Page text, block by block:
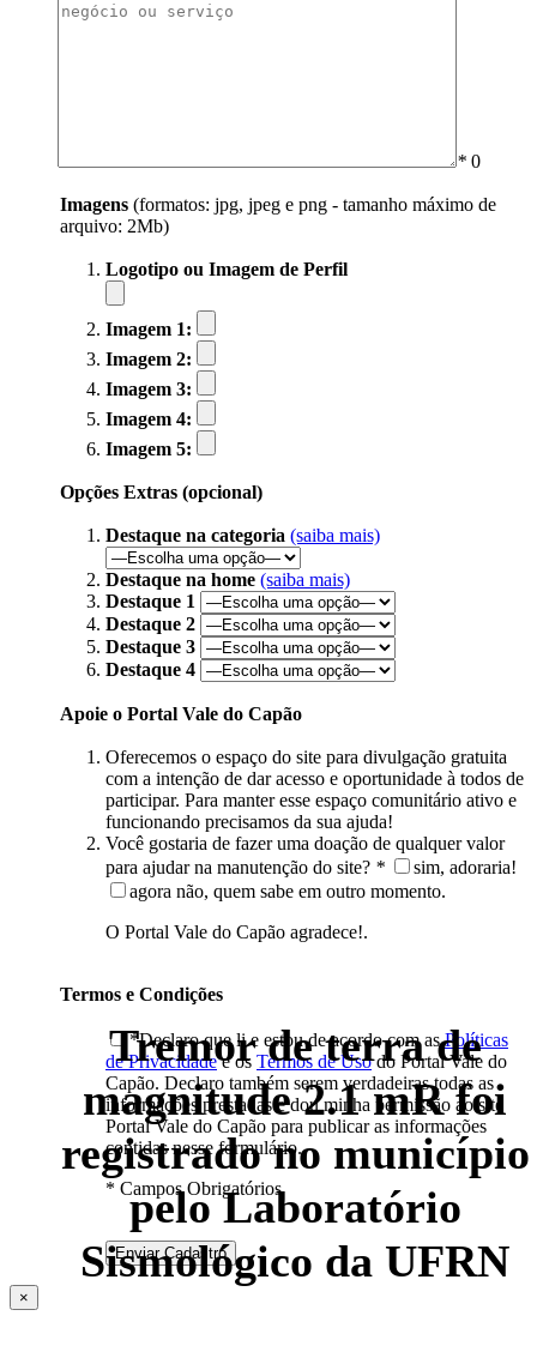
Tremor de terra de
magnitude 2.1 mR foi
registrado no município
pelo Laboratório
Sismológico da UFRN
* 0
Imagens (formatos: jpg, jpeg e png - tamanho máximo de
arquivo: 2Mb)
Logotipo ou Imagem de Perfil
Imagem 1:
Imagem 2:
Imagem 3:
Imagem 4:
Imagem 5:
Opções Extras (opcional)
Destaque na categoria (saiba mais)
Destaque na home (saiba mais)
Destaque 1
Destaque 2
Destaque 3
Destaque 4
Apoie o Portal Vale do Capão
Oferecemos o espaço do site para divulgação gratuita
com a intenção de dar acesso e oportunidade à todos de
participar. Para manter esse espaço comunitário ativo e
funcionando precisamos da sua ajuda!
Você gostaria de fazer uma doação de qualquer valor
para ajudar na manutenção do site? *
sim, adoraria!
agora não, quem sabe em outro momento.
O Portal Vale do Capão agradece!.
Termos e Condições
*Declaro que li e estou de acordo com asPolíticas
de Privacidadee os Termos de Usodo Portal Vale do
Capão. Declaro também serem verdadeiras todas as
informações prestadas e dou minha permissão ao site
Portal Vale do Capão para publicar as informações
contidas nesse formulário.
* Campos Obrigatórios
×